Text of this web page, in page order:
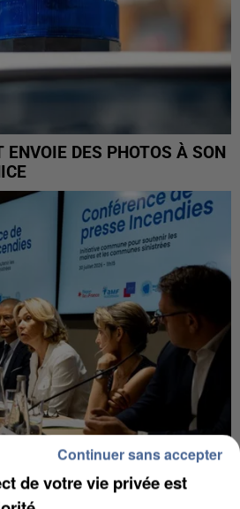
ENVOIE DES PHOTOS À SON
FRANCE LANCE UN ÉLAN
de votre vie privée est
Continuer sans accepter